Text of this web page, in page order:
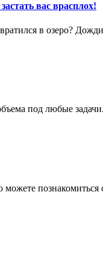
вас врасплох!
в озеро?
под любые